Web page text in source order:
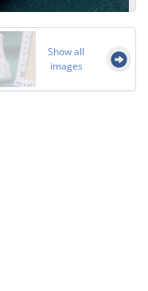
Show all
images